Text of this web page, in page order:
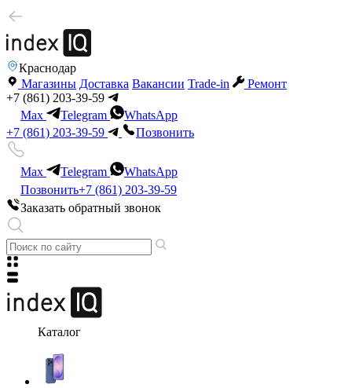
Краснодар
Магазины Доставка Вакансии Trade-in
Ремонт
+7 (861) 203-39-59
Max
Telegram
WhatsApp
+7 (861) 203-39-59
Позвонить
Max Telegram
WhatsApp
Позвонить+7 (861) 203-39-59
Заказать обратный звонок
Каталог